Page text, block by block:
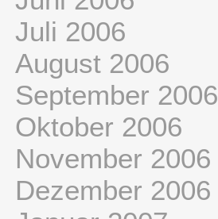
Juli 2006
August 2006
September 2006
Oktober 2006
November 2006
Dezember 2006